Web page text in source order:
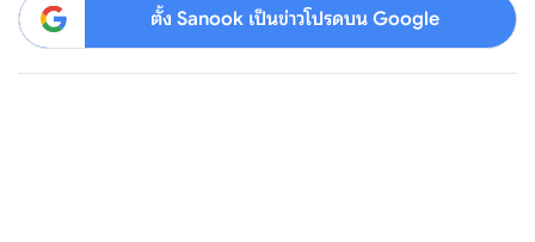
ตั้ง Sanook เป็นข่าวโปรดบน Google